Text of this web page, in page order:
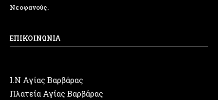
Νεοφανούς.
ΕΠΙΚΟΙΝΩΝΙΑ
Ι.Ν Αγίας Βαρβάρας
Πλατεία Αγίας Βαρβάρας